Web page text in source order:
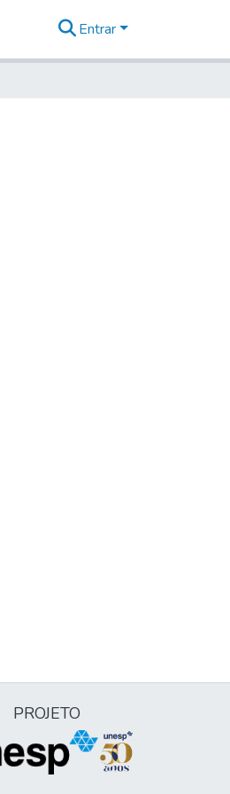
Entrar
PROJETO